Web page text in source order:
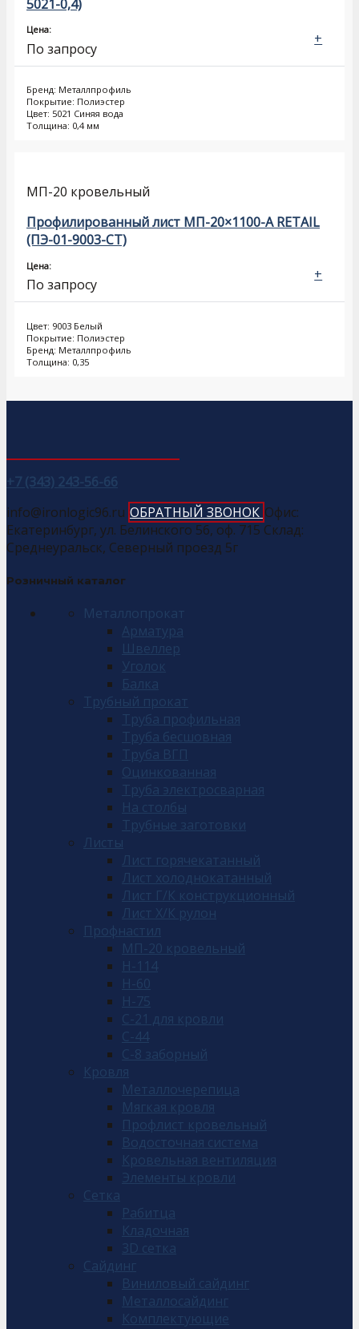
5021-0,4)
Цена:
По запросу
Бренд: Металлпрофиль
Покрытие: Полиэстер
Цвет: 5021 Синяя вода
Толщина: 0,4 мм
+
МП-20 кровельный
Профилированный лист МП-20×1100-A RETAIL
(ПЭ-01-9003-СТ)
Цена:
По запросу
Цвет: 9003 Белый
Покрытие: Полиэстер
Бренд: Металлпрофиль
Толщина: 0,35
+
+7 (343) 243-56-66
info@ironlogic96.ru ОБРАТНЫЙ ЗВОНОК Офис:
Екатеринбург, ул. Белинского 56, оф. 715 Склад:
Среднеуральск, Северный проезд 5г
Розничный каталог
Металлопрокат
Арматура
Швеллер
Уголок
Балка
Трубный прокат
Труба профильная
Труба бесшовная
Труба ВГП
Оцинкованная
Труба электросварная
На столбы
Трубные заготовки
Листы
Лист горячекатанный
Лист холоднокатанный
Лист Г/К конструкционный
Лист Х/К рулон
Профнастил
МП-20 кровельный
Н-114
Н-60
Н-75
С-21 для кровли
С-44
С-8 заборный
Кровля
Металлочерепица
Мягкая кровля
Профлист кровельный
Водосточная система
Кровельная вентиляция
Элементы кровли
Сетка
Рабитца
Кладочная
3D сетка
Сайдинг
Виниловый сайдинг
Металлосайдинг
Комплектующие